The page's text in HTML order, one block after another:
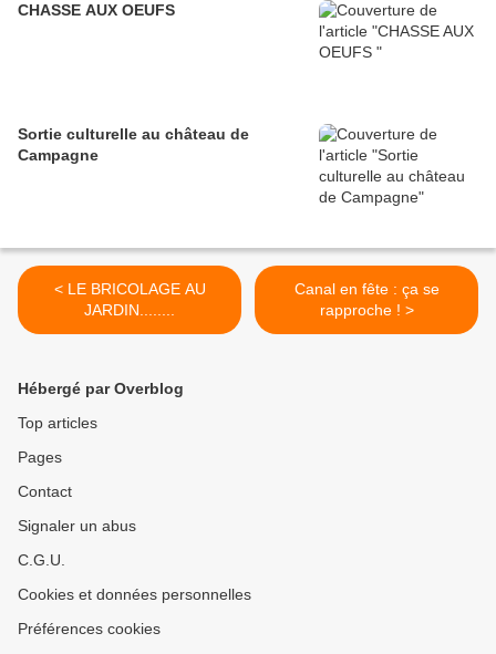
CHASSE AUX OEUFS
Sortie culturelle au château de
Campagne
< LE BRICOLAGE AU
JARDIN........
Canal en fête : ça se
rapproche ! >
Hébergé par Overblog
Top articles
Pages
Contact
Signaler un abus
C.G.U.
Cookies et données personnelles
Préférences cookies